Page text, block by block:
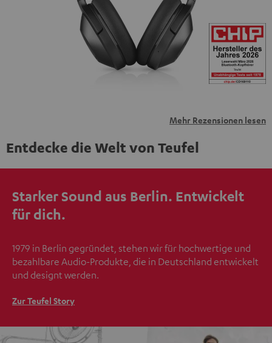
übermittelt werden.
Weitere Informationen sind in der
Datenschutzerklärung unter I zu finden.
Mehr Rezensionen lesen
Entdecke die Welt von Teufel
Starker Sound aus Berlin. Entwickelt
für dich.
1979 in Berlin gegründet, stehen wir für hochwertige und
bezahlbare Audio-Produkte, die in Deutschland entwickelt
und designt werden.
Zur Teufel Story